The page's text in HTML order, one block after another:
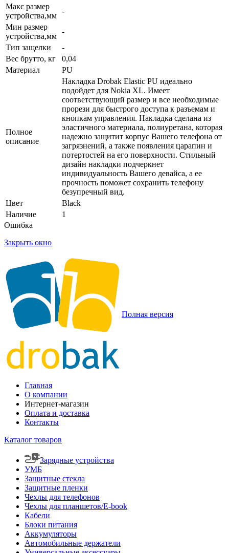
Макс размер
устройства,мм
-
Мин размер
устройства,мм
-
Тип защелки
-
Вес брутто, кг
0,04
Материал
PU
Полное
описание
Накладка Drobak Elastic PU идеально
подойдет для Nokia XL. Имеет
соответствующий размер и все необходимые
прорези для быстрого доступа к разъемам и
кнопкам управления. Накладка сделана из
эластичного материала, полиуретана, которая
надежно защитит корпус Вашего телефона от
загрязнений, а также появления царапин и
потертостей на его поверхности. Стильный
дизайн накладки подчеркнет
индивидуальность Вашего девайса, а ее
прочность поможет сохранить телефону
безупречный вид.
Цвет
Black
Наличие
1
Ошибка
Закрыть окно
Полная версия
Главная
О компании
Интернет-магазин
Оплата и доставка
Контакты
Каталог товаров
Зарядные устройства
УМБ
Защитные стекла
Защитные пленки
Чехлы для телефонов
Чехлы для планшетов/E-book
Кабели
Блоки питания
Аккумуляторы
Автомобильные держатели